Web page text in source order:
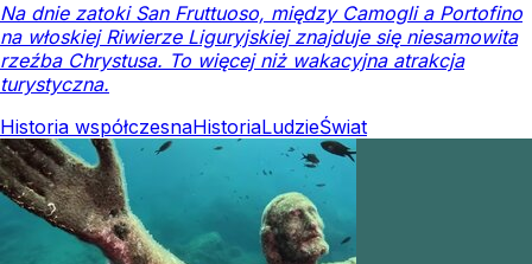
Na dnie zatoki San Fruttuoso, między Camogli a Portofino
na włoskiej Riwierze Liguryjskiej znajduje się niesamowita
rzeźba Chrystusa. To więcej niż wakacyjna atrakcja
turystyczna.
Historia współczesnaHistoriaLudzieŚwiat